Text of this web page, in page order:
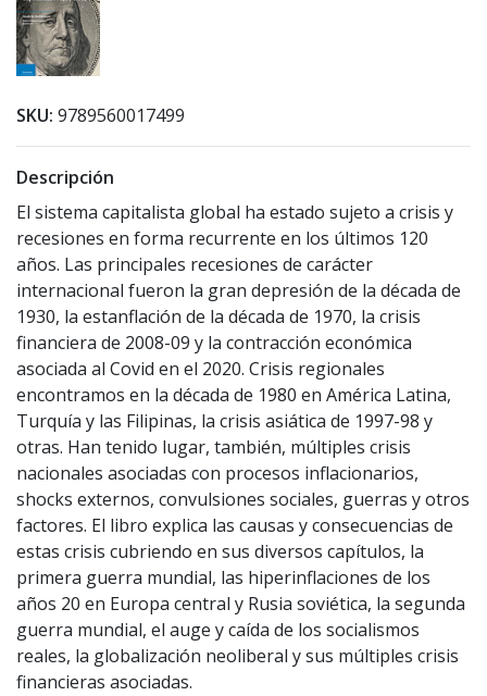
SKU: 9789560017499
Descripción
El sistema capitalista global ha estado sujeto a crisis y
recesiones en forma recurrente en los últimos 120
años. Las principales recesiones de carácter
internacional fueron la gran depresión de la década de
1930, la estanflación de la década de 1970, la crisis
financiera de 2008-09 y la contracción económica
asociada al Covid en el 2020. Crisis regionales
encontramos en la década de 1980 en América Latina,
Turquía y las Filipinas, la crisis asiática de 1997-98 y
otras. Han tenido lugar, también, múltiples crisis
nacionales asociadas con procesos inflacionarios,
shocks externos, convulsiones sociales, guerras y otros
factores. El libro explica las causas y consecuencias de
estas crisis cubriendo en sus diversos capítulos, la
primera guerra mundial, las hiperinflaciones de los
años 20 en Europa central y Rusia soviética, la segunda
guerra mundial, el auge y caída de los socialismos
reales, la globalización neoliberal y sus múltiples crisis
financieras asociadas.